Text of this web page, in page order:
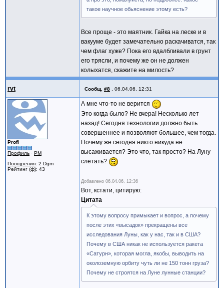
такое научное обьяснение этому есть?
Все проще - это маятник. Гайка на леске и в
вакууме будет замечательно раскачиватся, так
чем флаг хуже? Пока его вдалбливали в грунт
его трясли, и почему же он не должен
колыхатся, скажите на милость?
rvt Сообщ. #8 06.04.06, 12:31
Profi
Профиль · PM
Поощрения: 2 Dgm
Рейтинг (ф): 43
А мне что-то не верится
Это когда было? Не вчера! Несколько лет
назад! Сегодня технологии должно быть
совершеннее и позволяют большее, чем тогда.
Почему же сегодня никто никуда не
высаживается? Это что, так просто? На Луну
слетать?
Добавлено 06.04.06, 12:36
Вот, кстати, цитирую:
Цитата
К этому вопросу примыкает и вопрос, а почему
после этих «высадок» прекращены все
исследования Луны, как у нас, так и в США?
Почему в США никак не используется ракета
«Сатурн», которая могла, якобы, выводить на
околоземную орбиту чуть ли не 150 тонн груза?
Почему не строятся на Луне лунные станции?